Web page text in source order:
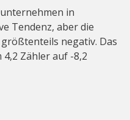
in
Tendenz, aber die
negativ. Das
Zähler auf -8,2